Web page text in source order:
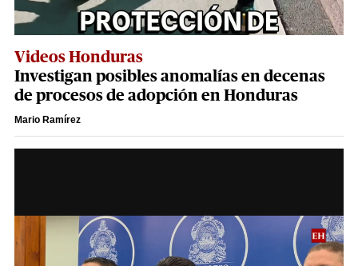
Videos Honduras
Investigan posibles anomalías en decenas
de procesos de adopción en Honduras
Mario Ramírez